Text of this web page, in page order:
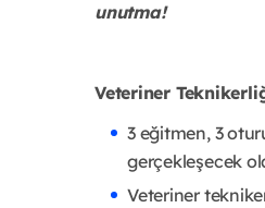
unutma!
Veteriner
3 eğitmen, 3
gerçekleşecek
Veteriner